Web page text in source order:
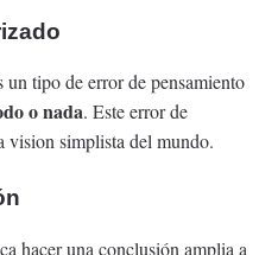
un tipo de error de pensamiento
o nada. Este error de
vision simplista del mundo.
hacer una conclusión amplia a